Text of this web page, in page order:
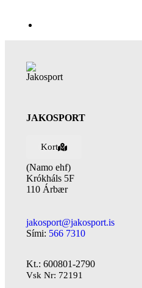
JAKOSPORT
Kort
(Namo ehf)
Krókháls 5F
110 Árbær
jakosport@jakosport.is
Sími: 566 7310
Kt.: 600801-2790
Vsk Nr: 72191